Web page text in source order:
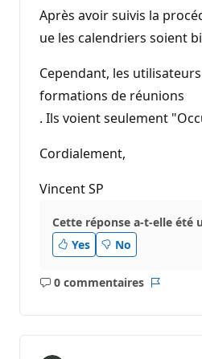
Après avoir suivis la
ue les calendriers soient
Cependant, les
formations de réunions
. Ils voient seulement
Cordialement,
Vincent SP
Cette réponse a-t-elle été
Yes
No
0 commentaires
Aucun